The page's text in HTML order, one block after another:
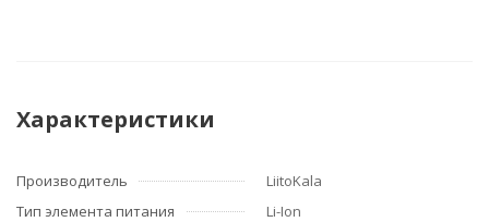
Характеристики
Производитель
LiitoKala
Тип элемента питания
Li-Ion